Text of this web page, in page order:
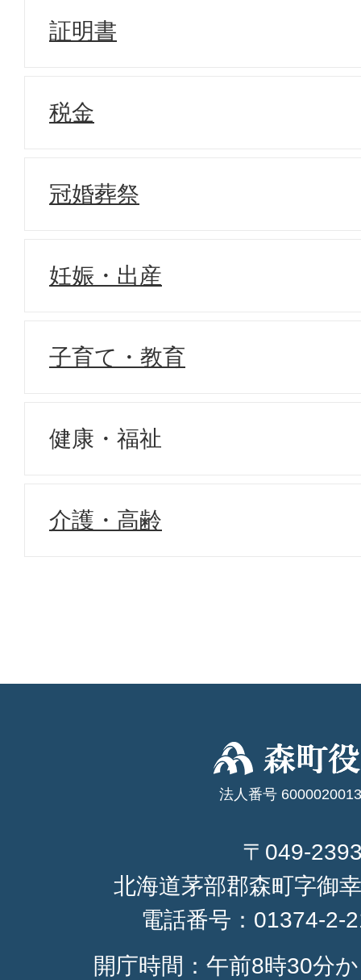
証明書
税金
冠婚葬祭
妊娠・出産
子育て・教育
健康・福祉
介護・高齢
法人番号
〒049-
北海道茅部郡森町字御
電話番号： 01374-2-
開庁時間：午前8時30分